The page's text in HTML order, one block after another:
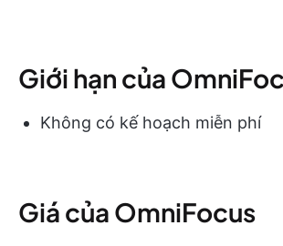
Giới hạn của
Không có kế hoạch miễn phí
Giá của OmniFocus